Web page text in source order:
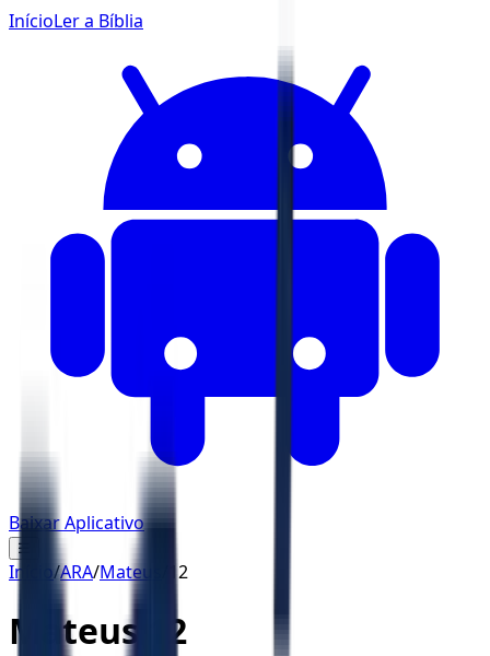
InícioLer a Bíblia
Baixar Aplicativo
☰
Início/ARA/Mateus 12
Mateus 12